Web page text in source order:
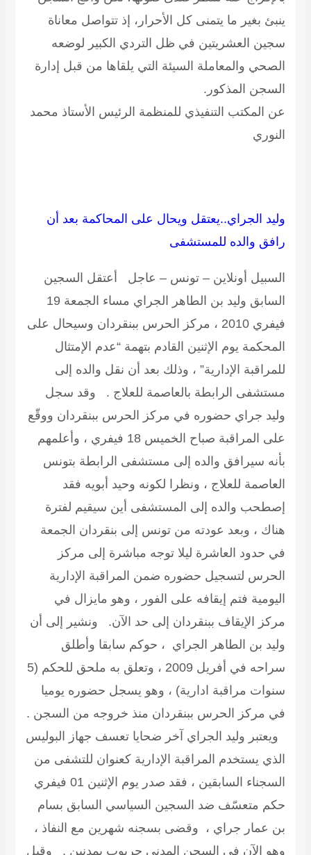
ينبئ بغير ما يتمنى كل الأحرار، إذ تتواصل معاناة
سجين العشريتين في ظل التردي الكبير لوضعه
الصحي والمعاملة السيئة التي يلقاها من قبل إدارة
السجن المذكور.
عن المكتب التنفيذي للمنظمة الرئيس الأستاذ محمد
النوري
وليد الجراي..يعتقل ويحال على المحاكمة بعد أن
رافق والده للمستشفى
السبيل أونلاين – تونس – عاجل أعتقل السجين
السابق وليد بن الطاهر الجراي مساء الجمعة 19
فيفري 2010 ، مركز الحرس ببنقردان وسيحال على
المحكمة يوم الإثنين القادم بتهمة “عدم الإمتثال
للمراقبة الإدارية” ، وذلك بعد أن نقل والده إلى
مستشفى الرابطة بالعاصمة للعلاج . وقد سجل
وليد جراي حضوره في مركز الحرس ببنقردان ووقّع
على المراقبة صباح الخميس 18 فيفري ، وأعلمهم
بأنه سيرافق والده إلى مستشفى الرابطة بتونس
العاصمة للعلاج ، ونظرا لكونه وحيد أبويه فقد
إصطحب والده إلى المستشفى أين سيقيم لفترة
هناك ، وبعد عودته من تونس إلى بنقردان الجمعة
في حدود العاشرة ليلا توجه مباشرة إلى مركز
الحرس لتسجيل حضوره ضمن المراقبة الإدارية
اليومية فتم إيقافه على الفور ، وهو مايزال في
مركز الإيقاف ببنقردان إلى حد الآن. ونشير إلى أن
وليد بن الطاهر الجراي ، حوكم سابقا وأطلق
سراحه في أفريل 2009 ، وتعلق به ملحق للحكم (5
سنوات مراقبة ادارية) ، وهو يسجل حضوره يوميا
في مركز الحرس ببنقردان منذ خروجه من السجن .
ويعتبر وليد الجراي آخر ضحايا تعسف جهاز البوليس
الذي يستخدم المراقبة الإدارية كعنوان للتشفى من
السجناء السابقين ، فقد صدر يوم الإثنين 01 فيفري
حكم متعسّف ضد السجين السياسي السابق بسام
بن عمار جراي ، وقضى بسجنه شهرين مع النفاذ ،
وهو الآن في السجن المدني حربوب بمدنين . وقبل